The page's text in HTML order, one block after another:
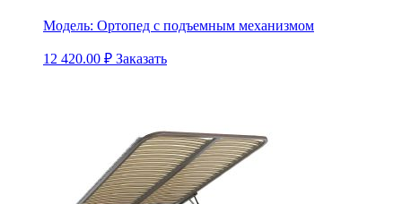
Модель: Ортопед с подъемным механизмом
12 420.00 ₽ Заказать